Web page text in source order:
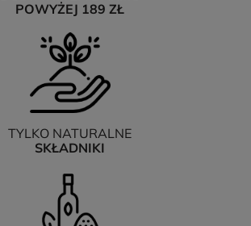
POWYŻEJ 189 ZŁ
TYLKO NATURALNE
SKŁADNIKI